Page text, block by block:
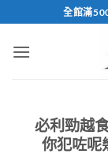
to
content
全館滿
必利勁越
你犯咗呢